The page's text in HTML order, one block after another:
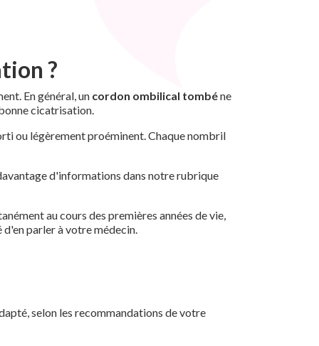
?
En général, un cordon ombilical tombéne
cicatrisation.
ou légèrement proéminent. Chaque nombril
d'informations dans notre rubrique
au cours des premières années de vie,
d'en parler à votre médecin.
selon les recommandations de votre